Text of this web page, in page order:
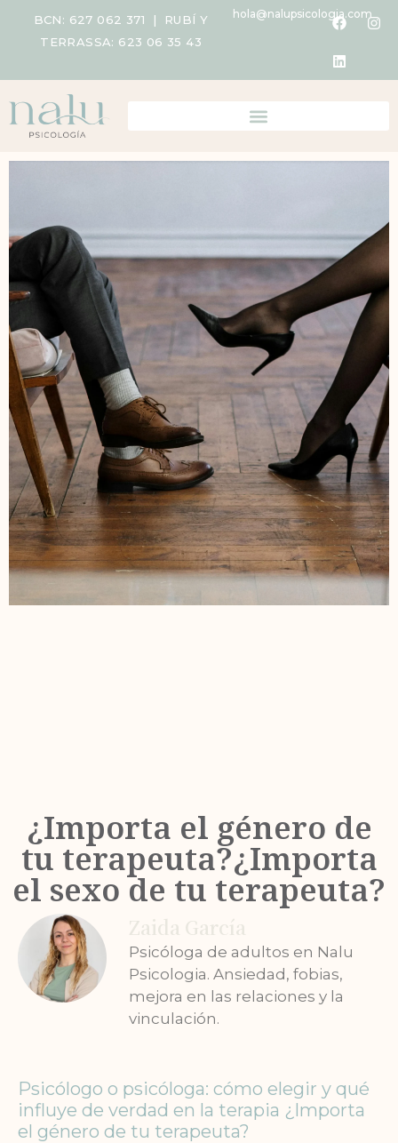
BCN: 627 062 371 | RUBÍ Y
TERRASSA: 623 06 35 43
hola@nalupsicologia.com
¿Importa el género de
tu terapeuta?¿Importa
el sexo de tu terapeuta?
Psicóloga de adultos en Nalu
Psicologia. Ansiedad, fobias,
mejora en las relaciones y la
vinculación.
Psicólogo o psicóloga: cómo elegir y qué
influye de verdad en la terapia ¿Importa
el género de tu terapeuta?